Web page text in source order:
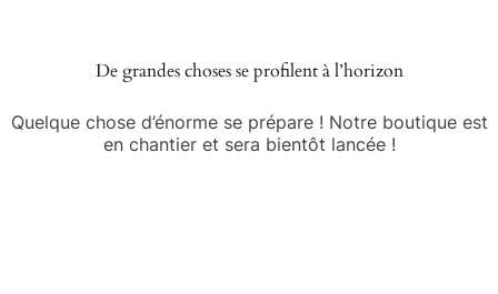
De grandes choses se profilent à l’horizon
Quelque chose d’énorme se prépare ! Notre boutique est
en chantier et sera bientôt lancée !